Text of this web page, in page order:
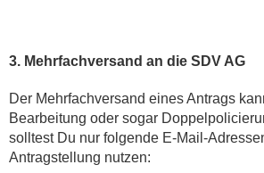
3. Mehrfachversand an die SDV AG
Der Mehrfachversand eines Antrags
Bearbeitung oder sogar
solltest Du nur folgende E-Mail-
Antragstellung nutzen: